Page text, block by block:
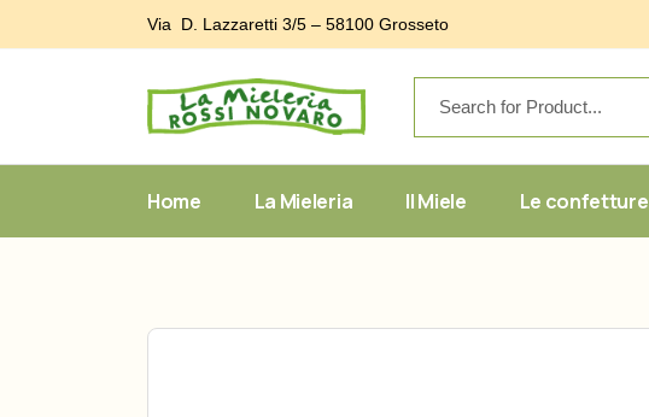
Via D. Lazzaretti 3/5 – 58100 Grosseto
Home La Mieleria Il Miele Le confetture